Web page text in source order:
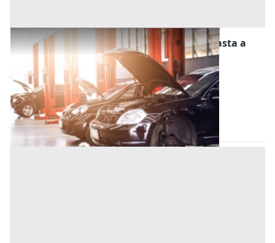
Stalle, Scuderie, Rimesse, Autorimesse all'asta a
Este
Este (Padova)
Offerta minima
7.875 € 10.500 €
Codice asta:60e7c216
28/10/2026